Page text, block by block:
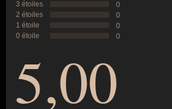
3 étoiles
0
2 étoiles
0
1 étoile
0
0 étoile
0
5,00